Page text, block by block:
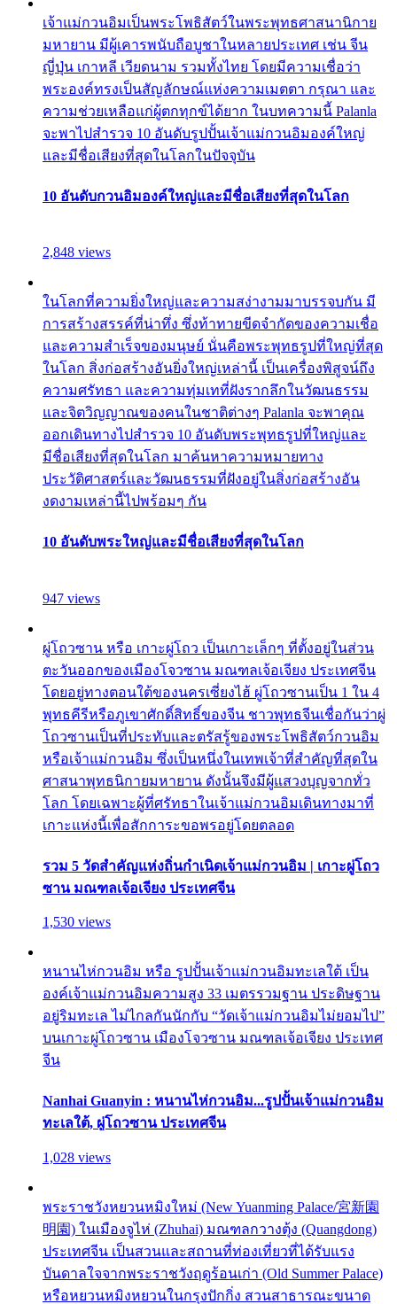
เจ้าแม่กวนอิมเป็นพระโพธิสัตว์ในพระพุทธศาสนานิกาย
มหายาน มีผู้เคารพนับถือบูชาในหลายประเทศ เช่น จีน
ญี่ปุ่น เกาหลี เวียดนาม รวมทั้งไทย โดยมีความเชื่อว่า
พระองค์ทรงเป็นสัญลักษณ์แห่งความเมตตา กรุณา และ
ความช่วยเหลือแก่ผู้ตกทุกข์ได้ยาก ในบทความนี้ Palanla
จะพาไปสำรวจ 10 อันดับรูปปั้นเจ้าแม่กวนอิมองค์ใหญ่
และมีชื่อเสียงที่สุดในโลกในปัจจุบัน
10 อันดับกวนอิมองค์ใหญ่และมีชื่อเสียงที่สุดในโลก
2,848 views
ในโลกที่ความยิ่งใหญ่และความสง่างามมาบรรจบกัน มี
การสร้างสรรค์ที่น่าทึ่ง ซึ่งท้าทายขีดจำกัดของความเชื่อ
และความสำเร็จของมนุษย์ นั่นคือพระพุทธรูปที่ใหญ่ที่สุด
ในโลก สิ่งก่อสร้างอันยิ่งใหญ่เหล่านี้ เป็นเครื่องพิสูจน์ถึง
ความศรัทธา และความทุ่มเทที่ฝังรากลึกในวัฒนธรรม
และจิตวิญญาณของคนในชาติต่างๆ Palanla จะพาคุณ
ออกเดินทางไปสำรวจ 10 อันดับพระพุทธรูปที่ใหญ่และ
มีชื่อเสียงที่สุดในโลก มาค้นหาความหมายทาง
ประวัติศาสตร์และวัฒนธรรมที่ฝังอยู่ในสิ่งก่อสร้างอัน
งดงามเหล่านี้ไปพร้อมๆ กัน
10 อันดับพระใหญ่และมีชื่อเสียงที่สุดในโลก
947 views
ผู่โถวซาน หรือ เกาะผู่โถว เป็นเกาะเล็กๆ ที่ตั้งอยู่ในส่วน
ตะวันออกของเมืองโจวซาน มณฑลเจ้อเจียง ประเทศจีน
โดยอยู่ทางตอนใต้ของนครเซี่ยงไฮ้ ผู่โถวซานเป็น 1 ใน 4
พุทธคีรีหรือภูเขาศักดิ์สิทธิ์ของจีน ชาวพุทธจีนเชื่อกันว่าผู่
โถวซานเป็นที่ประทับและตรัสรู้ของพระโพธิสัตว์กวนอิม
หรือเจ้าแม่กวนอิม ซึ่งเป็นหนึ่งในเทพเจ้าที่สำคัญที่สุดใน
ศาสนาพุทธนิกายมหายาน ดังนั้นจึงมีผู้แสวงบุญจากทั่ว
โลก โดยเฉพาะผู้ที่ศรัทธาในเจ้าแม่กวนอิมเดินทางมาที่
เกาะแห่งนี้เพื่อสักการะขอพรอยู่โดยตลอด
รวม 5 วัดสำคัญแห่งถิ่นกำเนิดเจ้าแม่กวนอิม | เกาะผู่โถว
ซาน มณฑลเจ้อเจียง ประเทศจีน
1,530 views
หนานไห่กวนอิม หรือ รูปปั้นเจ้าแม่กวนอิมทะเลใต้ เป็น
องค์เจ้าแม่กวนอิมความสูง 33 เมตรรวมฐาน ประดิษฐาน
อยู่ริมทะเล ไม่ไกลกันนักกับ “วัดเจ้าแม่กวนอิมไม่ยอมไป”
บนเกาะผู่โถวซาน เมืองโจวซาน มณฑลเจ้อเจียง ประเทศ
จีน
Nanhai Guanyin : หนานไห่กวนอิม...รูปปั้นเจ้าแม่กวนอิม
ทะเลใต้, ผู่โถวซาน ประเทศจีน
1,028 views
พระราชวังหยวนหมิงใหม่ (New Yuanming Palace/宮新園
明園) ในเมืองจูไห่ (Zhuhai) มณฑลกวางตุ้ง (Quangdong)
ประเทศจีน เป็นสวนและสถานที่ท่องเที่ยวที่ได้รับแรง
บันดาลใจจากพระราชวังฤดูร้อนเก่า (Old Summer Palace)
หรือหยวนหมิงหยวนในกรุงปักกิ่ง สวนสาธารณะขนาด